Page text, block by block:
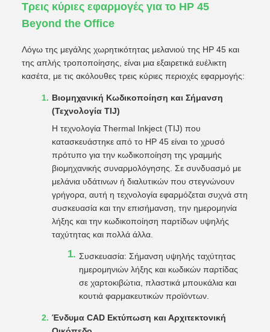
Τρεις κύριες εφαρμογές για το HP 45
Beyond the Office
Λόγω της μεγάλης χωρητικότητας μελανιού της HP 45 και
της απλής τροποποίησης, είναι μια εξαιρετικά ευέλικτη
κασέτα, με τις ακόλουθες τρεις κύριες περιοχές εφαρμογής:
Βιομηχανική Κωδικοποίηση και Σήμανση
(Τεχνολογία TIJ)
Η τεχνολογία Thermal Inkject (TIJ) που
κατασκευάστηκε από το HP 45 είναι το χρυσό
πρότυπο για την κωδικοποίηση της γραμμής
βιομηχανικής συναρμολόγησης. Σε συνδυασμό με
μελάνια υδάτινων ή διαλυτικών που στεγνώνουν
γρήγορα, αυτή η τεχνολογία εφαρμόζεται συχνά στη
συσκευασία και την επισήμανση, την ημερομηνία
λήξης και την κωδικοποίηση παρτίδων υψηλής
ταχύτητας και πολλά άλλα.
Συσκευασία: Σήμανση υψηλής ταχύτητας
ημερομηνιών λήξης και κωδικών παρτίδας
σε χαρτοκιβώτια, πλαστικά μπουκάλια και
κουτιά φαρμακευτικών προϊόντων.
Ένδυμα CAD Εκτύπωση και Αρχιτεκτονική